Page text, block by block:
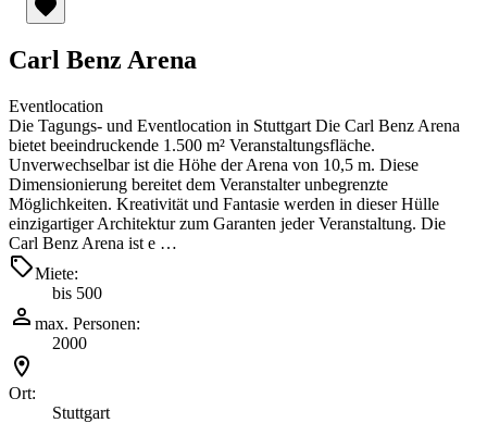
Carl Benz Arena
Eventlocation
Die Tagungs- und Eventlocation in Stuttgart Die Carl Benz Arena
bietet beeindruckende 1.500 m² Veranstaltungsfläche.
Unverwechselbar ist die Höhe der Arena von 10,5 m. Diese
Dimensionierung bereitet dem Veranstalter unbegrenzte
Möglichkeiten. Kreativität und Fantasie werden in dieser Hülle
einzigartiger Architektur zum Garanten jeder Veranstaltung. Die
Carl Benz Arena ist e …
Miete:
bis 500
max. Personen:
2000
Ort:
Stuttgart